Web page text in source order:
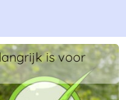
is voor